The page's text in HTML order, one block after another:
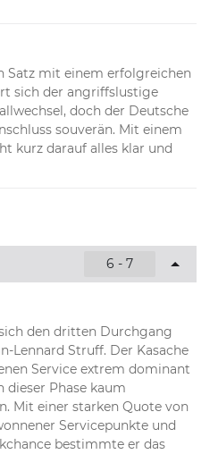
Satz mit einem erfolgreichen
sich der angriffslustige
doch der Deutsche
souverän. Mit einem
kurz darauf alles klar und
6 - 7
den dritten Durchgang
Lennard Struff. Der Kasache
Service extrem dominant
dieser Phase kaum
Mit einer starken Quote von
Servicepunkte und
bestimmte er das